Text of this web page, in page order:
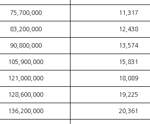
75,700,000 11,317
83,200,000 12,438
90,800,000 13,574
105,900,000 15,831
121,000,000 18,089
128,600,000 19,225
136,200,000 20,361